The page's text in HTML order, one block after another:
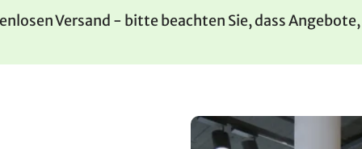
Versand - bitte beachten Sie, dass